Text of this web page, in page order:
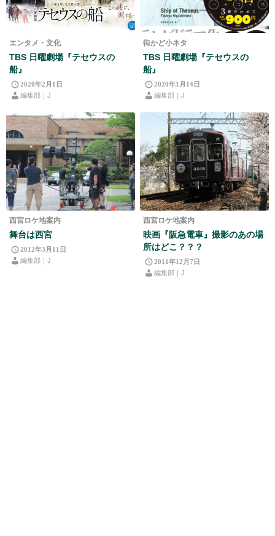
エンタメ・文化
TBS 日曜劇場『テセウスの
船』
2020年2月1日
編集部｜J
街かど小ネタ
TBS 日曜劇場『テセウスの
船』
2020年1月14日
編集部｜J
西宮ロケ地案内
舞台は西宮
2012年3月11日
編集部｜J
西宮ロケ地案内
映画『阪急電車』撮影のあの場
所はどこ？？？
2011年12月7日
編集部｜J